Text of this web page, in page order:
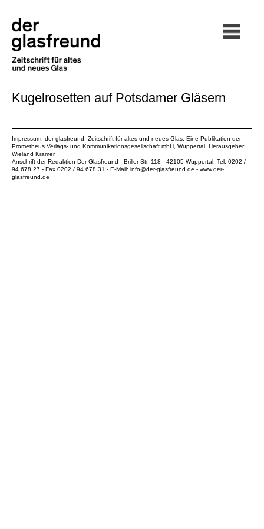
Kugelrosetten auf Potsdamer Gläsern
Impressum: der glasfreund. Zeitschrift für altes und neues Glas. Eine Publikation der
Prometheus Verlags- und Kommunikationsgesellschaft mbH , Wuppertal. Herausgeber:
Wieland Kramer.
Anschrift der Redaktion Der Glasfreund - Briller Str. 118 - 42105 Wuppertal. Tel. 0202 /
94 678 27 - Fax 0202 / 94 678 31 - E-Mail: info@der-glasfreund.de - www.der-
glasfreund.de